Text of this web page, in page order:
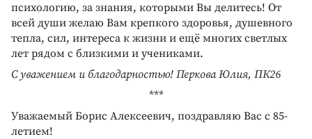
психологию, за знания, которыми Вы делитесь! От
всей души желаю Вам крепкого здоровья, душевного
тепла, сил, интереса к жизни и ещё многих светлых
лет рядом с близкими и учениками.
С уважением и благодарностью! Перкова Юлия, ПК26
***
Уважаемый Борис Алексеевич, поздравляю Вас с 85-
летием!